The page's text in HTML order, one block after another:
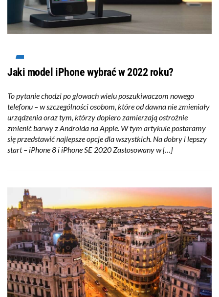
Jaki model iPhone wybrać w 2022 roku?
To pytanie chodzi po głowach wielu poszukiwaczom nowego
telefonu – w szczególności osobom, które od dawna nie zmieniały
urządzenia oraz tym, którzy dopiero zamierzają ostrożnie
zmienić barwy z Androida na Apple. W tym artykule postaramy
się przedstawić najlepsze opcje dla wszystkich. Na dobry i lepszy
start – iPhone 8 i iPhone SE 2020 Zastosowany w […]